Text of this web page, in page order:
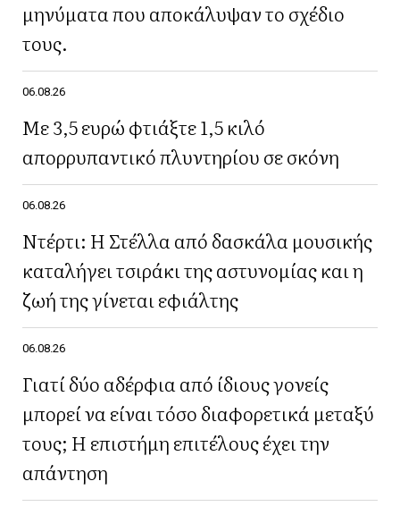
μηνύματα που αποκάλυψαν το σχέδιο
τους.
06.08.26
Με 3,5 ευρώ φτιάξτε 1,5 κιλό
απορρυπαντικό πλυντηρίου σε σκόνη
06.08.26
Ντέρτι: Η Στέλλα από δασκάλα μουσικής
καταλήγει τσιράκι της αστυνομίας και η
ζωή της γίνεται εφιάλτης
06.08.26
Γιατί δύο αδέρφια από ίδιους γονείς
μπορεί να είναι τόσο διαφορετικά μεταξύ
τους; Η επιστήμη επιτέλους έχει την
απάντηση